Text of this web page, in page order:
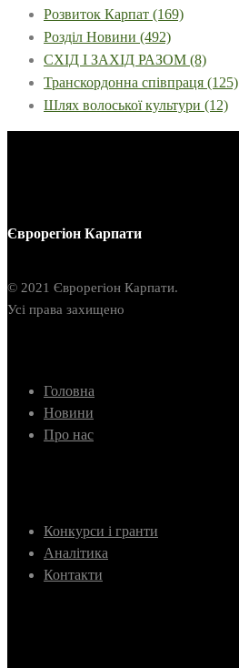
Розвиток Карпат (169)
Розділ Новини (492)
СХІД І ЗАХІД РАЗОМ (8)
Транскордонна співпраця (125)
Шлях волоської культури (12)
Єврорегіон Карпати
© 2021 Єврорегіон Карпати.
Усі права захищено
Головна
Новини
Про нас
Конкурси і гранти
Аналітика
Контакти